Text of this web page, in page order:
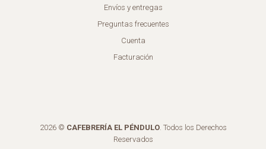
Envíos y entregas
Preguntas frecuentes
Cuenta
Facturación
2026 © CAFEBRERÍA EL PÉNDULO. Todos los Derechos
Reservados